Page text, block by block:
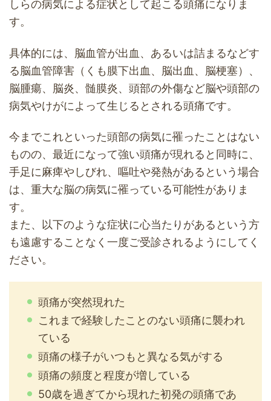
しらの病気による症状として起こる頭痛になりま
す。
具体的には、脳血管が出血、あるいは詰まるなどす
る脳血管障害（くも膜下出血、脳出血、脳梗塞）、
脳腫瘍、脳炎、髄膜炎、頭部の外傷など脳や頭部の
病気やけがによって生じるとされる頭痛です。
今までこれといった頭部の病気に罹ったことはない
ものの、最近になって強い頭痛が現れると同時に、
手足に麻痺やしびれ、嘔吐や発熱があるという場合
は、重大な脳の病気に罹っている可能性がありま
す。
また、以下のような症状に心当たりがあるという方
も遠慮することなく一度ご受診されるようにしてく
ださい。
頭痛が突然現れた
これまで経験したことのない頭痛に襲われ
ている
頭痛の様子がいつもと異なる気がする
頭痛の頻度と程度が増している
50歳を過ぎてから現れた初発の頭痛であ